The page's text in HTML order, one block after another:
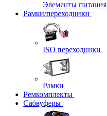
Элементы питания
Рамки/переходники
ISO переходники
Рамки
Ремкомплекты
Сабвуферы